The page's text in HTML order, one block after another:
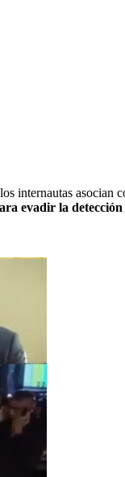
internautas asocian
evadir la